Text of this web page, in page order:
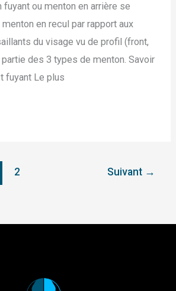
fuyant ou menton en arrière se
en recul par rapport aux
du visage vu de profil (front,
des 3 types de menton. Savoir
fuyant Le plus
2 Suivant →